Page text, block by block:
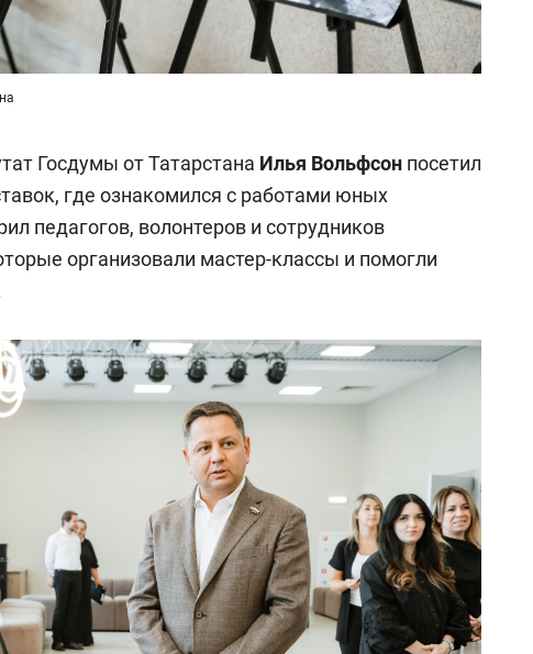
Госдумы от Татарстана Илья Вольфсон посетил
где ознакомился с работами юных
педагогов, волонтеров и сотрудников
организовали мастер-классы и помогли